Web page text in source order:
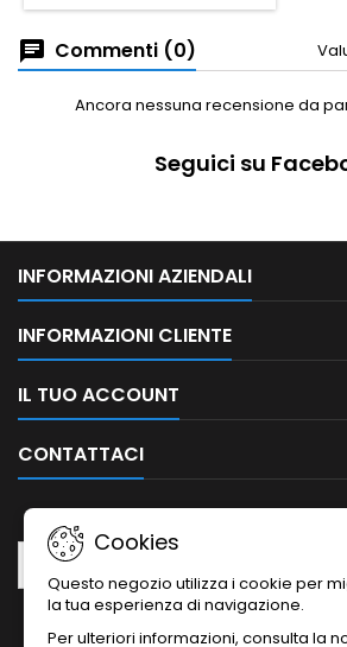
Commenti (0)
Ancora nessuna recensione da
Seguici su
INFORMAZIONI AZIENDALI
INFORMAZIONI CLIENTE
IL TUO ACCOUNT
CONTATTACI
Cookies
Questo negozio utilizza i cookie per
la tua esperienza di navigazione.
Per ulteriori informazioni, consulta la
NEWSLETTER